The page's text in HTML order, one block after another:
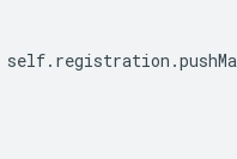
self. registration .